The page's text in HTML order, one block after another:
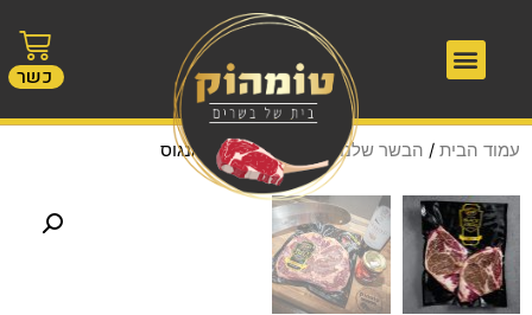
כשר
עמוד הבית / הבשר שלנו/ אנטריקוט בלאק אנגוס